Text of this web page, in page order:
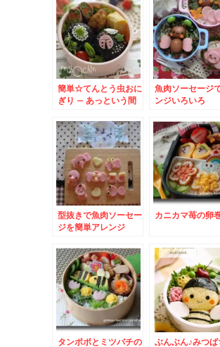
簡単☆てんとう虫おに
ぎり – あっという間
魚肉ソーセージ
ンジいろいろ
型抜きで魚肉ソーセー
ジを簡単アレンジ
カニカマ苺の卵
タンポポとミツバチの ぶんぶん♪みつば